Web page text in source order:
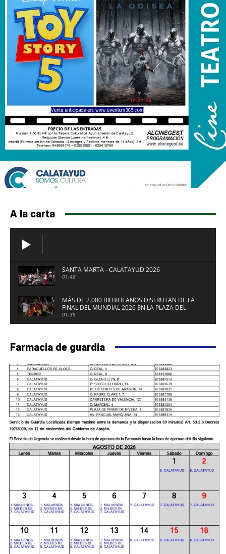
A la carta
SANTA MARTA - CALATAYUD 2026
01:48
MÁS DE 2.000 BILBILITANOS DISFRUTAN DE LA
FINAL DEL MUNDIAL 2026 EN LA PLAZA DEL
FUERTE DE CALATAYUD
01:39
Farmacia de guardia